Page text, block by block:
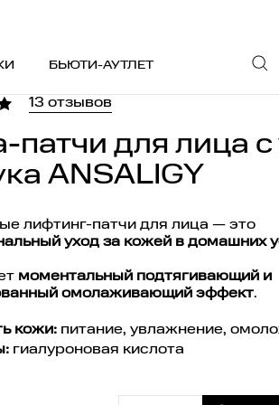
13 отзывов
патчи для лица с
ANSALIGY
лифтинг-патчи для лица — это
уход за кожей в домашних
моментальный подтягивающий и
омолаживающий эффект.
кожи: питание, увлажнение,
гиалуроновая кислота
БЬЮТИ-АУТЛЕТ
гайд
привилегий
сертификаты